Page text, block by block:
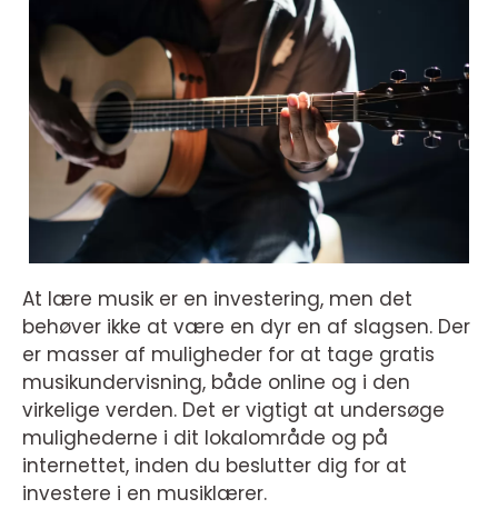
At lære musik er en investering, men det
behøver ikke at være en dyr en af slagsen. Der
er masser af muligheder for at tage gratis
musikundervisning, både online og i den
virkelige verden. Det er vigtigt at undersøge
mulighederne i dit lokalområde og på
internettet, inden du beslutter dig for at
investere i en musiklærer.